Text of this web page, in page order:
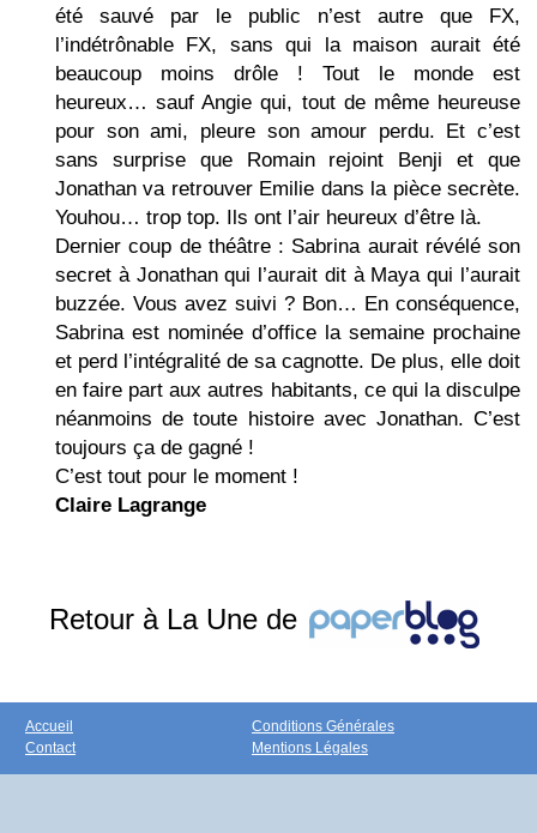
été sauvé par le public n’est autre que FX,
l’indétrônable FX, sans qui la maison aurait été
beaucoup moins drôle ! Tout le monde est
heureux… sauf Angie qui, tout de même heureuse
pour son ami, pleure son amour perdu. Et c’est
sans surprise que Romain rejoint Benji et que
Jonathan va retrouver Emilie dans la pièce secrète.
Youhou… trop top. Ils ont l’air heureux d’être là.
Dernier coup de théâtre : Sabrina aurait révélé son
secret à Jonathan qui l’aurait dit à Maya qui l’aurait
buzzée. Vous avez suivi ? Bon… En conséquence,
Sabrina est nominée d’office la semaine prochaine
et perd l’intégralité de sa cagnotte. De plus, elle doit
en faire part aux autres habitants, ce qui la disculpe
néanmoins de toute histoire avec Jonathan. C’est
toujours ça de gagné !
C’est tout pour le moment !
Claire Lagrange
Retour à La Une de
Accueil
Contact
Conditions Générales
Mentions Légales